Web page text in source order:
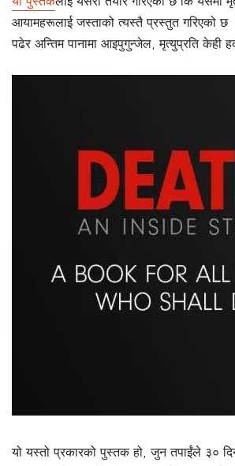
आयामहरूलाई जस्ताको त्यस्तै प्रस्तुत गरिएको
पढेर अन्तिम पानामा आइपुगुन्जेल, मृत्युप्रति केही
यो यस्तो प्रकारको पुस्तक हो, जुन तपाईंले ३०